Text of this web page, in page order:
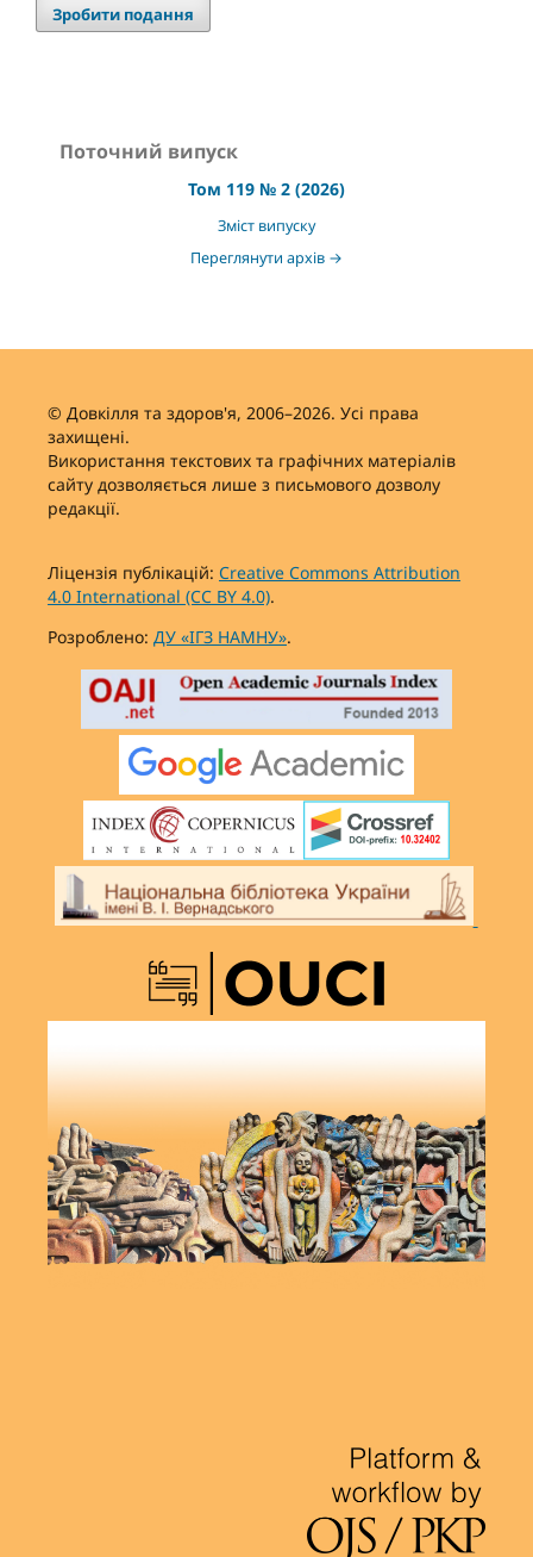
Зробити подання
Поточний випуск
Том 119 № 2 (2026)
Зміст випуску
Переглянути архів →
© Довкілля та здоров'я, 2006–2026. Усі права
захищені.
Використання текстових та графічних матеріалів
сайту дозволяється лише з письмового дозволу
редакції.
Ліцензія публікацій: Creative Commons Attribution
4.0 International (CC BY 4.0).
Розроблено: ДУ «ІГЗ НАМНУ».